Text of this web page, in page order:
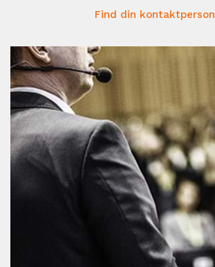
Find din kontaktperson